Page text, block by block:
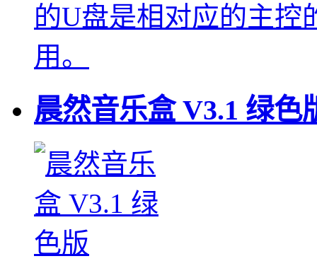
的U盘是相对应的主控
用。
晨然音乐盒 V3.1 绿色